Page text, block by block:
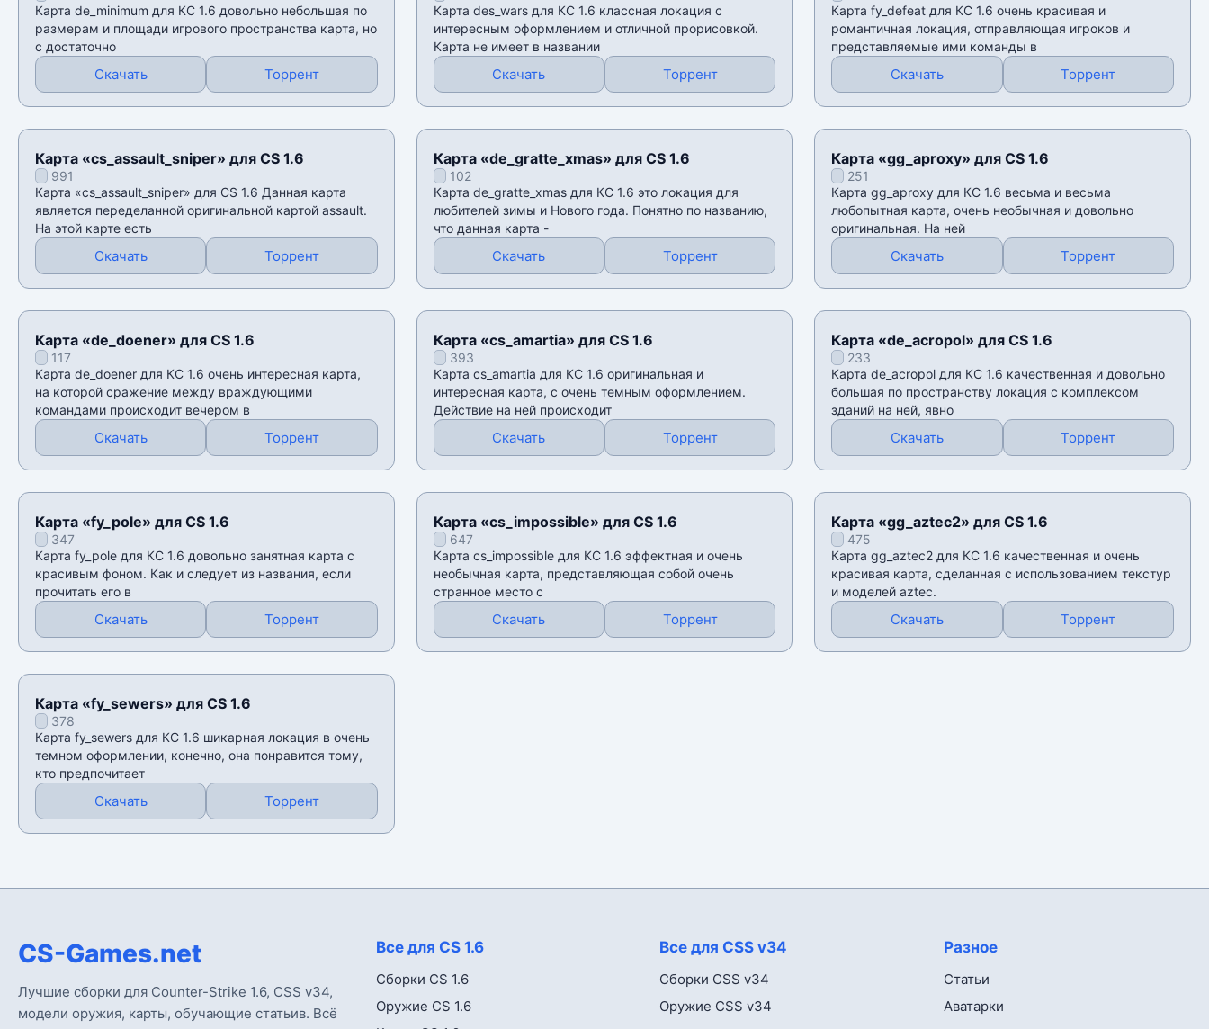
Карта de_minimum для КС 1.6 довольно небольшая по
размерам и площади игрового пространства карта, но
с достаточно
Скачать Торрент
Карта des_wars для КС 1.6 классная локация с
интересным оформлением и отличной прорисовкой.
Карта не имеет в названии
Скачать Торрент
Карта fy_defeat для КС 1.6 очень красивая и
романтичная локация, отправляющая игроков и
представляемые ими команды в
Скачать Торрент
Карта «cs_assault_sniper» для CS 1.6
991
Карта «cs_assault_sniper» для CS 1.6 Данная карта
является переделанной оригинальной картой assault.
На этой карте есть
Скачать Торрент
Карта «de_gratte_xmas» для CS 1.6
102
Карта de_gratte_xmas для КС 1.6 это локация для
любителей зимы и Нового года. Понятно по названию,
что данная карта -
Скачать Торрент
Карта «gg_aproxy» для CS 1.6
251
Карта gg_aproxy для КС 1.6 весьма и весьма
любопытная карта, очень необычная и довольно
оригинальная. На ней
Скачать Торрент
Карта «de_doener» для CS 1.6
117
Карта de_doener для КС 1.6 очень интересная карта,
на которой сражение между враждующими
командами происходит вечером в
Скачать Торрент
Карта «cs_amartia» для CS 1.6
393
Карта cs_amartia для КС 1.6 оригинальная и
интересная карта, с очень темным оформлением.
Действие на ней происходит
Скачать Торрент
Карта «de_acropol» для CS 1.6
233
Карта de_acropol для КС 1.6 качественная и довольно
большая по пространству локация с комплексом
зданий на ней, явно
Скачать Торрент
Карта «fy_pole» для CS 1.6
347
Карта fy_pole для КС 1.6 довольно занятная карта с
красивым фоном. Как и следует из названия, если
прочитать его в
Скачать Торрент
Карта «cs_impossible» для CS 1.6
647
Карта cs_impossible для КС 1.6 эффектная и очень
необычная карта, представляющая собой очень
странное место с
Скачать Торрент
Карта «gg_aztec2» для CS 1.6
475
Карта gg_aztec2 для КС 1.6 качественная и очень
красивая карта, сделанная с использованием текстур
и моделей aztec.
Скачать Торрент
Карта «fy_sewers» для CS 1.6
378
Карта fy_sewers для КС 1.6 шикарная локация в очень
темном оформлении, конечно, она понравится тому,
кто предпочитает
Скачать Торрент
CS-Games.net
Лучшие сборки для Counter-Strike 1.6, CSS v34,
модели оружия, карты, обучающие статьив. Всё
Все для CS 1.6
Сборки CS 1.6
Оружие CS 1.6
Все для CSS v34
Сборки CSS v34
Оружие CSS v34
Разное
Статьи
Аватарки